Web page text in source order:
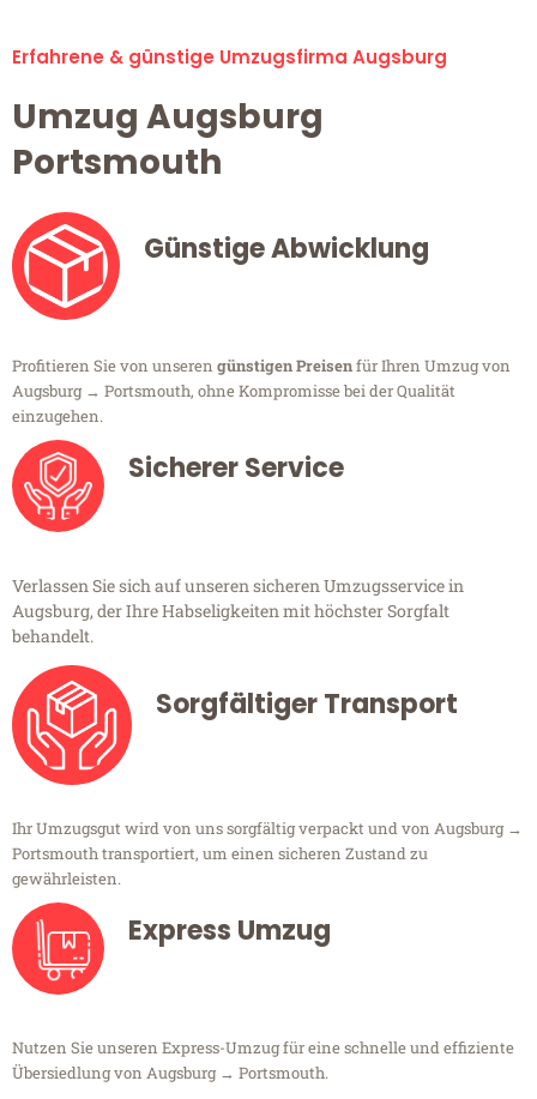
Erfahrene & günstige Umzugsfirma Augsburg
Umzug Augsburg
Portsmouth
Günstige Abwicklung
Profitieren Sie von unseren günstigen Preisenfür Ihren Umzug von
Augsburg → Portsmouth, ohne Kompromisse bei der Qualität
einzugehen.
Sicherer Service
Verlassen Sie sich auf unseren sicheren Umzugsservice in
Augsburg, der Ihre Habseligkeiten mit höchster Sorgfalt
behandelt.
Sorgfältiger Transport
Ihr Umzugsgut wird von uns sorgfältig verpackt und von Augsburg →
Portsmouth transportiert, um einen sicheren Zustand zu
gewährleisten.
Express Umzug
Nutzen Sie unseren Express-Umzug für eine schnelle und effiziente
Übersiedlung von Augsburg → Portsmouth.